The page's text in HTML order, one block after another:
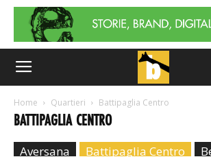
Home Quartieri Battipaglia Centro
BATTIPAGLIA CENTRO
Aversana Battipaglia Centro